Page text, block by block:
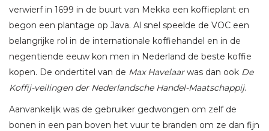
verwierf in 1699 in de buurt van Mekka een koffieplant en
begon een plantage op Java. Al snel speelde de VOC een
belangrijke rol in de internationale koffiehandel en in de
negentiende eeuw kon men in Nederland de beste koffie
kopen. De ondertitel van de Max Havelaarwas dan ook De
Koffij-veilingen der Nederlandsche Handel-Maatschappij.
Aanvankelijk was de gebruiker gedwongen om zelf de
bonen in een pan boven het vuur te branden om ze dan fijn